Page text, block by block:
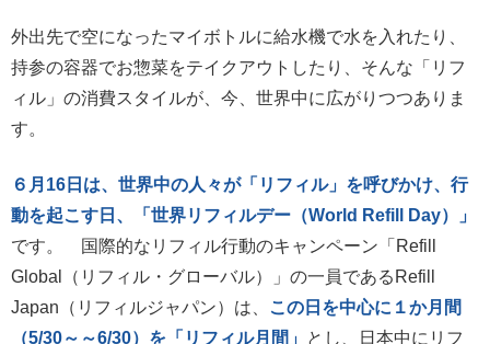
外出先で空になったマイボトルに給水機で水を入れたり、
持参の容器でお惣菜をテイクアウトしたり、そんな「リフ
ィル」の消費スタイルが、今、世界中に広がりつつありま
す。
６月16日は、世界中の人々が「リフィル」を呼びかけ、行
動を起こす日、「世界リフィルデー（World Refill Day）」
です。 国際的なリフィル行動のキャンペーン「Refill
Global（リフィル・グローバル）」の一員であるRefill
Japan（リフィルジャパン）は、
この日を中心に１か月間
（5/30～～6/30）を「リフィル月間」 とし、日本中にリフ